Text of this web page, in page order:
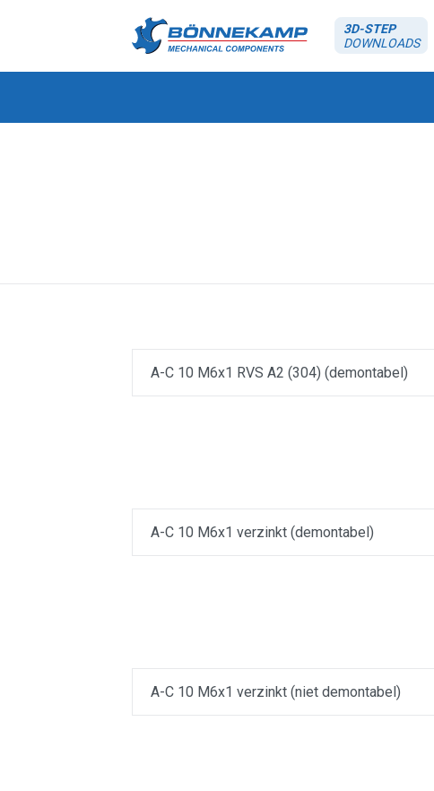
3D-STEP
DOWNLOADS
A-C 10 M6x1 RVS A2 (304) (demontabel)
A-C 10 M6x1 verzinkt (demontabel)
A-C 10 M6x1 verzinkt (niet demontabel)